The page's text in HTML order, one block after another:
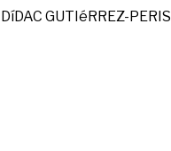
DíDAC GUTIéRREZ-PERIS